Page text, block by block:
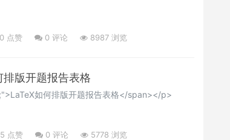
0 点赞 0 评论 8987 浏览
版开题报告表格
如何排版开题报告表格</span></p>
5 点赞 0 评论 5778 浏览